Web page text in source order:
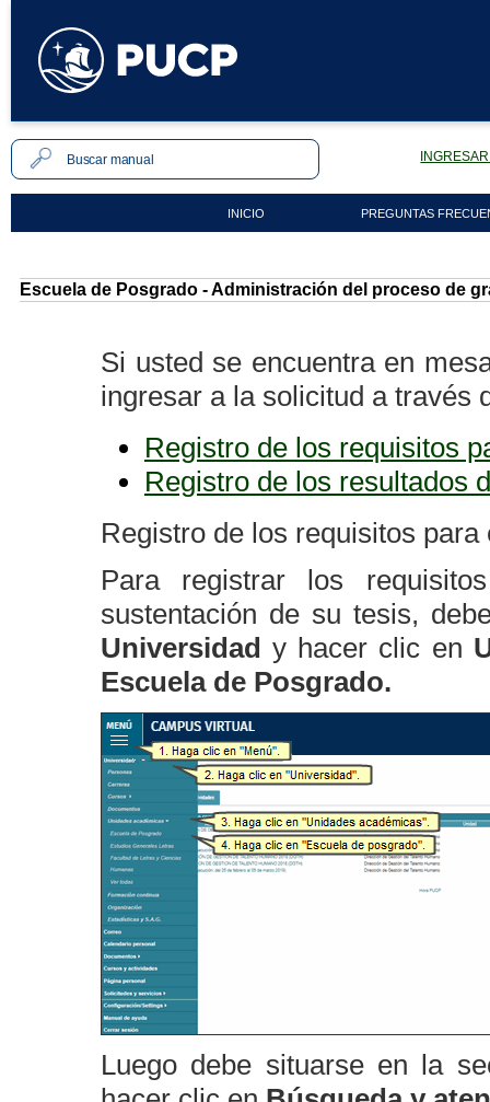
INICIO PREGUNTAS
Escuela de Posgrado - Administración del proceso de
Si usted se encuentra en
ingresar a la solicitud a través
Registro de los requisitos
Registro de los resultados
Registro de los requisitos
Para registrar los
sustentación de su tesis,
Universidad y hacer clic en
Escuela de Posgrado.
Luego debe situarse en la